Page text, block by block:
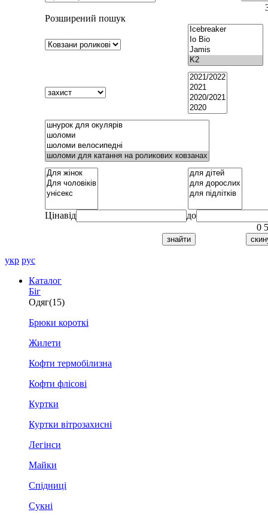
Розширений пошук
Цінавід
до
0
укр рус
Каталог
Біг
Одяг(15)
Брюки короткі
Жилети
Кофти термобілизна
Кофти флісові
Куртки
Куртки вітрозахисні
Легінси
Майки
Спідниці
Сукні